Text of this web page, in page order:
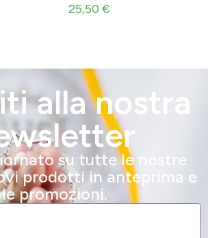
25,50 €
alla nostra
su tutte le nostre
prodotti in anteprima e
le promozioni.